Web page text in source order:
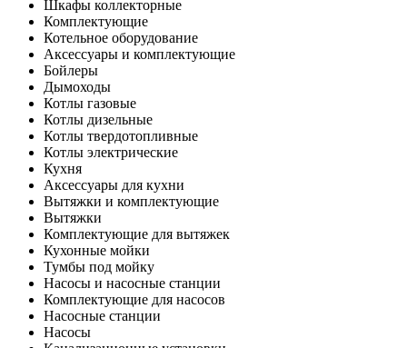
Шкафы коллекторные
Комплектующие
Котельное оборудование
Аксессуары и комплектующие
Бойлеры
Дымоходы
Котлы газовые
Котлы дизельные
Котлы твердотопливные
Котлы электрические
Кухня
Аксессуары для кухни
Вытяжки и комплектующие
Вытяжки
Комплектующие для вытяжек
Кухонные мойки
Тумбы под мойку
Насосы и насосные станции
Комплектующие для насосов
Насосные станции
Насосы